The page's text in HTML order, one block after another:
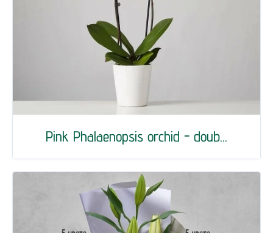
Pink Phalaenopsis orchid - doub...